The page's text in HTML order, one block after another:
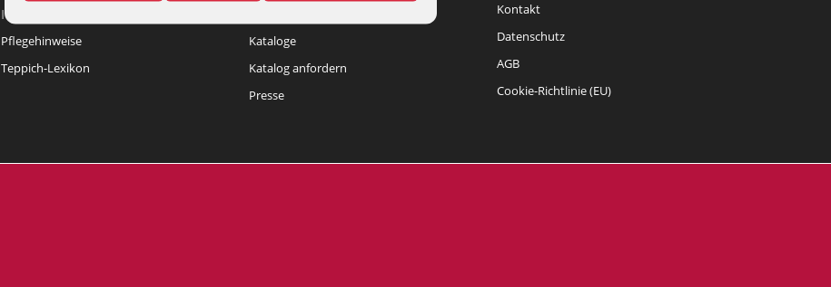
INFO
Pflegehinweise
Teppich-Lexikon
Kataloge
Katalog anfordern
Presse
Kontakt
Datenschutz
AGB
Cookie-Richtlinie (EU)